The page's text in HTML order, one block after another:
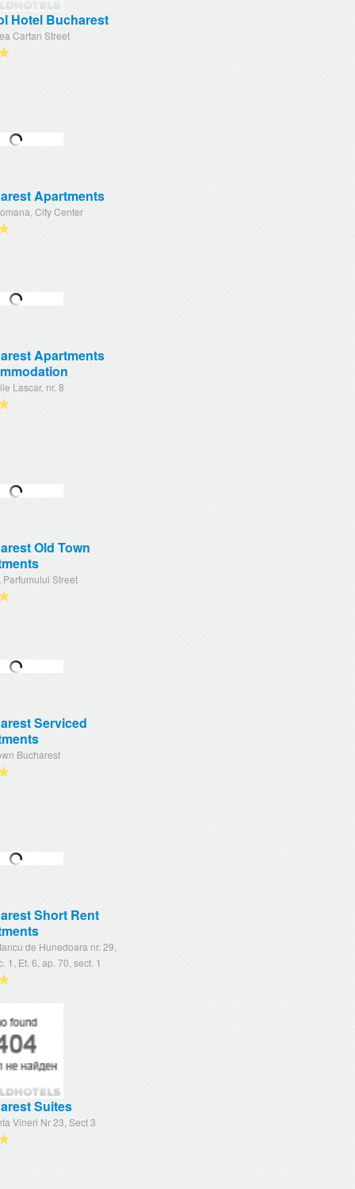
Hotel Bucharest
Cartan Street
Apartments
City Center
Apartments
Lascar, nr. 8
Old Town
Parfumului Street
Serviced
Bucharest
Short Rent
de Hunedoara nr. 29,
1, Et. 6, ap. 70, sect. 1
Suites
Vineri Nr 23, Sect 3